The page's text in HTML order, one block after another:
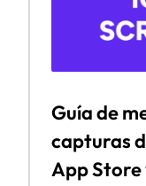
Guía de
capturas
App Store